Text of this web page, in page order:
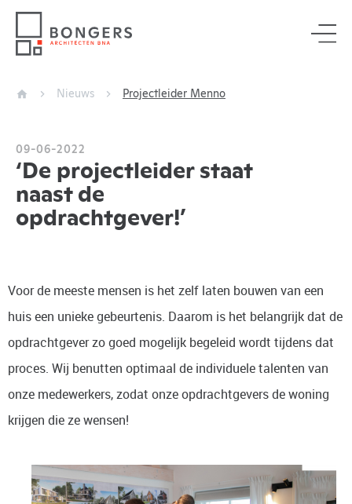
Nieuws Projectleider Menno
09-06-2022
‘De projectleider staat
naast de
opdrachtgever!’
Voor de meeste mensen is het zelf laten bouwen van een
huis een unieke gebeurtenis. Daarom is het belangrijk dat de
opdrachtgever zo goed mogelijk begeleid wordt tijdens dat
proces. Wij benutten optimaal de individuele talenten van
onze medewerkers, zodat onze opdrachtgevers de woning
krijgen die ze wensen!